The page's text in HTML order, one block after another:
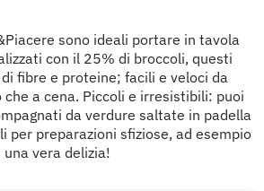
sono ideali portare in tavola
con il 25% di broccoli, questi
fibre e proteine; facili e veloci da
a cena. Piccoli e irresistibili: puoi
da verdure saltate in padella
per preparazioni sfiziose, ad esempio
vera delizia!